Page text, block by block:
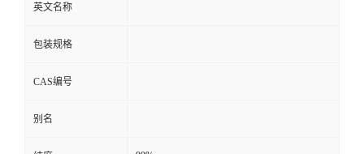
英文名称
包装规格
CAS编号
别名